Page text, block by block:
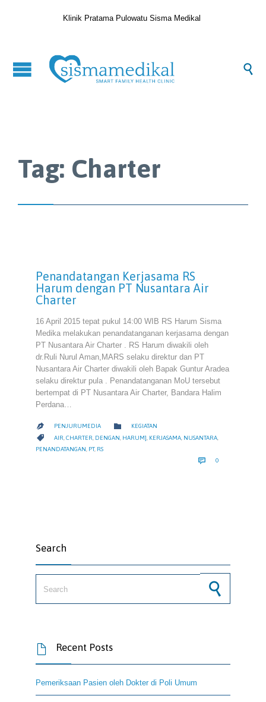
Klinik Pratama Pulowatu Sisma Medikal

Tag: Charter
Penandatangan Kerjasama RS
Harum dengan PT Nusantara Air
Charter
16 April 2015 tepat pukul 14:00 WIB RS Harum Sisma
Medika melakukan penandatanganan kerjasama dengan
PT Nusantara Air Charter . RS Harum diwakili oleh
dr.Ruli Nurul Aman,MARS selaku direktur dan PT
Nusantara Air Charter diwakili oleh Bapak Guntur Aradea
selaku direktur pula . Penandatanganan MoU tersebut
bertempat di PT Nusantara Air Charter, Bandara Halim
Perdana…
 PENJURUMEDIA  CATEGORY
KEGIATAN
 CATEGORY
AIR CHARTER DENGAN HARUM] KERJASAMA NUSANTARA
PENANDATANGAN PT, RS
 0
Search
 Recent Posts
Pemeriksaan Pasien oleh Dokter di Poli Umum